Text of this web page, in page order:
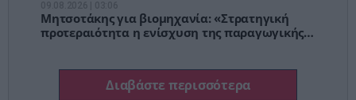
Μητσοτάκης για βιομηχανία: «Στρατηγική
προτεραιότητα η ενίσχυση της παραγωγικής
Διαβάστε περισσότερα